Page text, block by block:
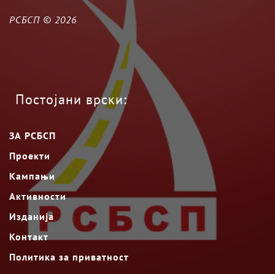
РСБСП © 2026
Постојани врски:
ЗА РСБСП
Проекти
Кампањи
Активности
Изданија
Контакт
Политика за приватност